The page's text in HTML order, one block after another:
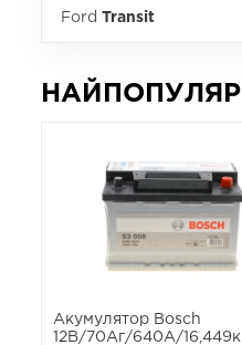
Ford Transit
Акумулятор Bosch
12В/70Аг/640А/